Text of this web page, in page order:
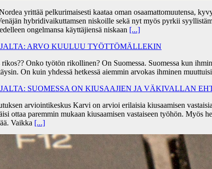
yrittää pelkurimaisesti kaataa oman osaamattomuutensa,
hybridivaikuttamsen niskoille sekä nyt myös pyrkii
ongelmansa käyttäjiensä niskaan [...]
ARVO KUULUU TYÖTTÖMÄLLEKIN
Onko työtön rikollinen? On Suomessa. Suomessa kun
On kuin yhdessä hetkessä aiemmin arvokas ihminen
SUOMESSA ON KIUSAAJIEN JA VÄKIVALLAN
arviointikeskus Karvi on arvioi erilaisia kiusaamisen
ottaa paremmin mukaan kiusaamisen vastaiseen työhön. Myös
Vaikka [...]